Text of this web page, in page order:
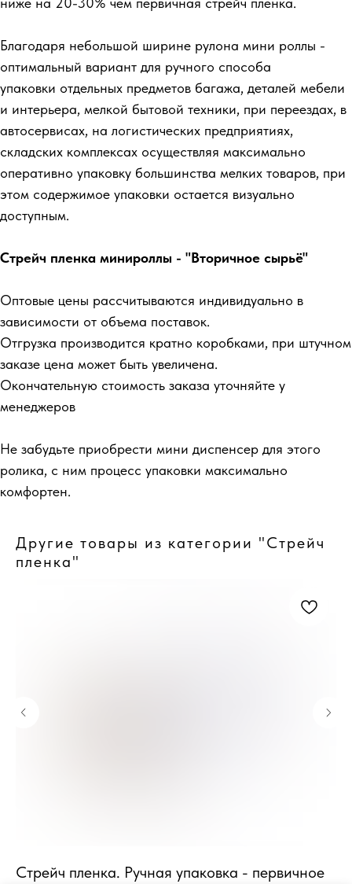
Благодаря небольшой ширине рулона мини роллы -
оптимальный вариант для ручного способа
упаковки отдельных предметов багажа, деталей мебели
и интерьера, мелкой бытовой техники, при переездах, в
автосервисах, на логистических предприятиях,
складских комплексах осуществляя максимально
оперативно упаковку большинства мелких товаров, при
этом содержимое упаковки остается визуально
доступным.
Стрейч пленка минироллы - "Вторичное сырьё"
Оптовые цены рассчитываются индивидуально в
зависимости от объема поставок.
Отгрузка производится кратно коробками, при штучном
заказе цена может быть увеличена.
Окончательную стоимость заказа уточняйте у
менеджеров
Не забудьте приобрести мини диспенсер для этого
ролика, с ним процесс упаковки максимально
комфортен.
Другие товары из категории "Стрейч
пленка"
Стрейч пленка. Ручная упаковка - первичное